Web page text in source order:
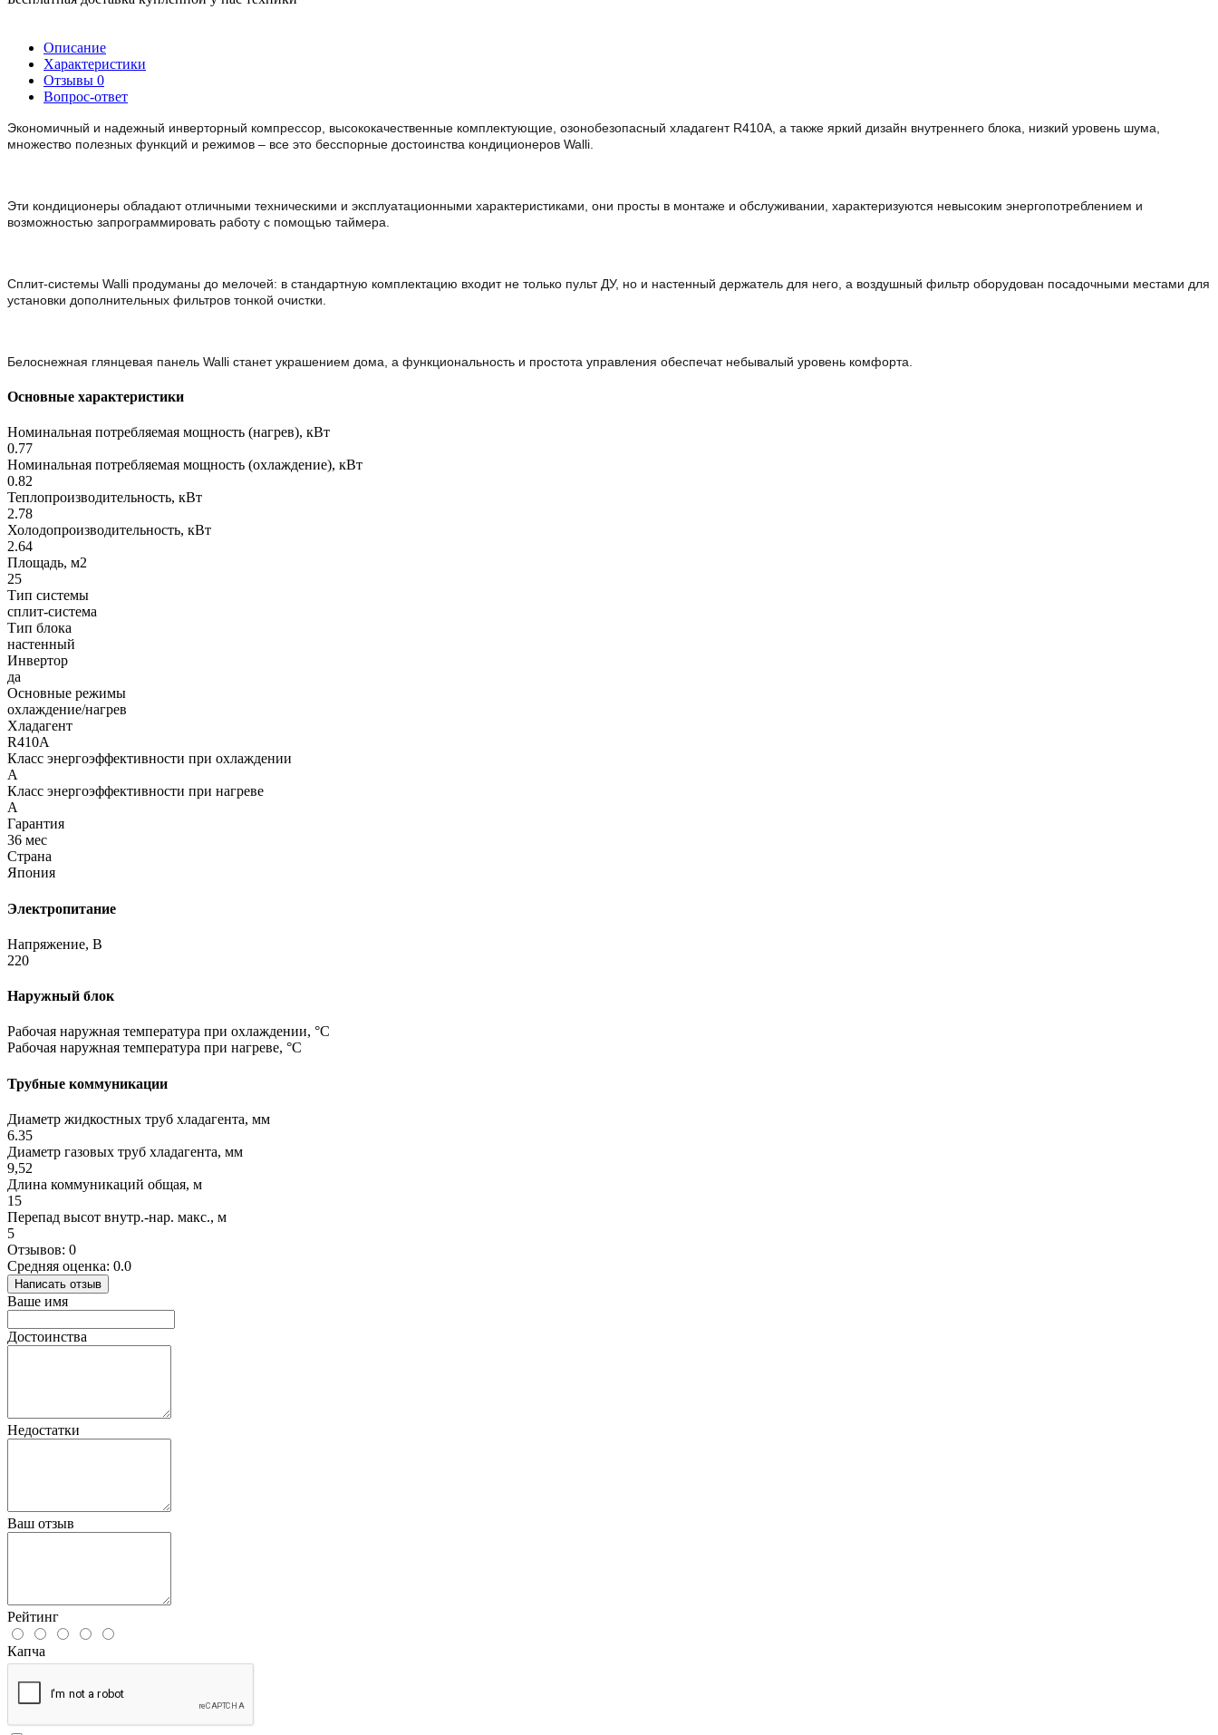
Описание
Характеристики
Отзывы 0
Вопрос-ответ
Экономичный и надежный инверторный компрессор, высококачественные комплектующие, озонобезопасный хладагент R410A, а также яркий дизайн внутреннего блока, низкий уровень шума,
множество полезных функций и режимов – все это бесспорные достоинства кондиционеров Walli.
Эти кондиционеры обладают отличными техническими и эксплуатационными характеристиками, они просты в монтаже и обслуживании, характеризуются невысоким энергопотреблением и
возможностью запрограммировать работу с помощью таймера.
Сплит-системы Walli продуманы до мелочей: в стандартную комплектацию входит не только пульт ДУ, но и настенный держатель для него, а воздушный фильтр оборудован посадочными местами для
установки дополнительных фильтров тонкой очистки.
Белоснежная глянцевая панель Walli станет украшением дома, а функциональность и простота управления обеспечат небывалый уровень комфорта.
Основные характеристики
Номинальная потребляемая мощность (нагрев), кВт
0.77
Номинальная потребляемая мощность (охлаждение), кВт
0.82
Теплопроизводительность, кВт
2.78
Холодопроизводительность, кВт
2.64
Площадь, м2
25
Тип системы
сплит-система
Тип блока
настенный
Инвертор
да
Основные режимы
охлаждение/нагрев
Хладагент
R410A
Класс энергоэффективности при охлаждении
A
Класс энергоэффективности при нагреве
A
Гарантия
36 мес
Страна
Япония
Электропитание
Напряжение, В
220
Наружный блок
Рабочая наружная температура при охлаждении, °C
Рабочая наружная температура при нагреве, °C
Трубные коммуникации
Диаметр жидкостных труб хладагента, мм
6.35
Диаметр газовых труб хладагента, мм
9,52
Длина коммуникаций общая, м
15
Перепад высот внутр.-нар. макс., м
5
Отзывов: 0
Средняя оценка: 0.0
Написать отзыв
Ваше имя
Достоинства
Недостатки
Ваш отзыв
Рейтинг
Капча